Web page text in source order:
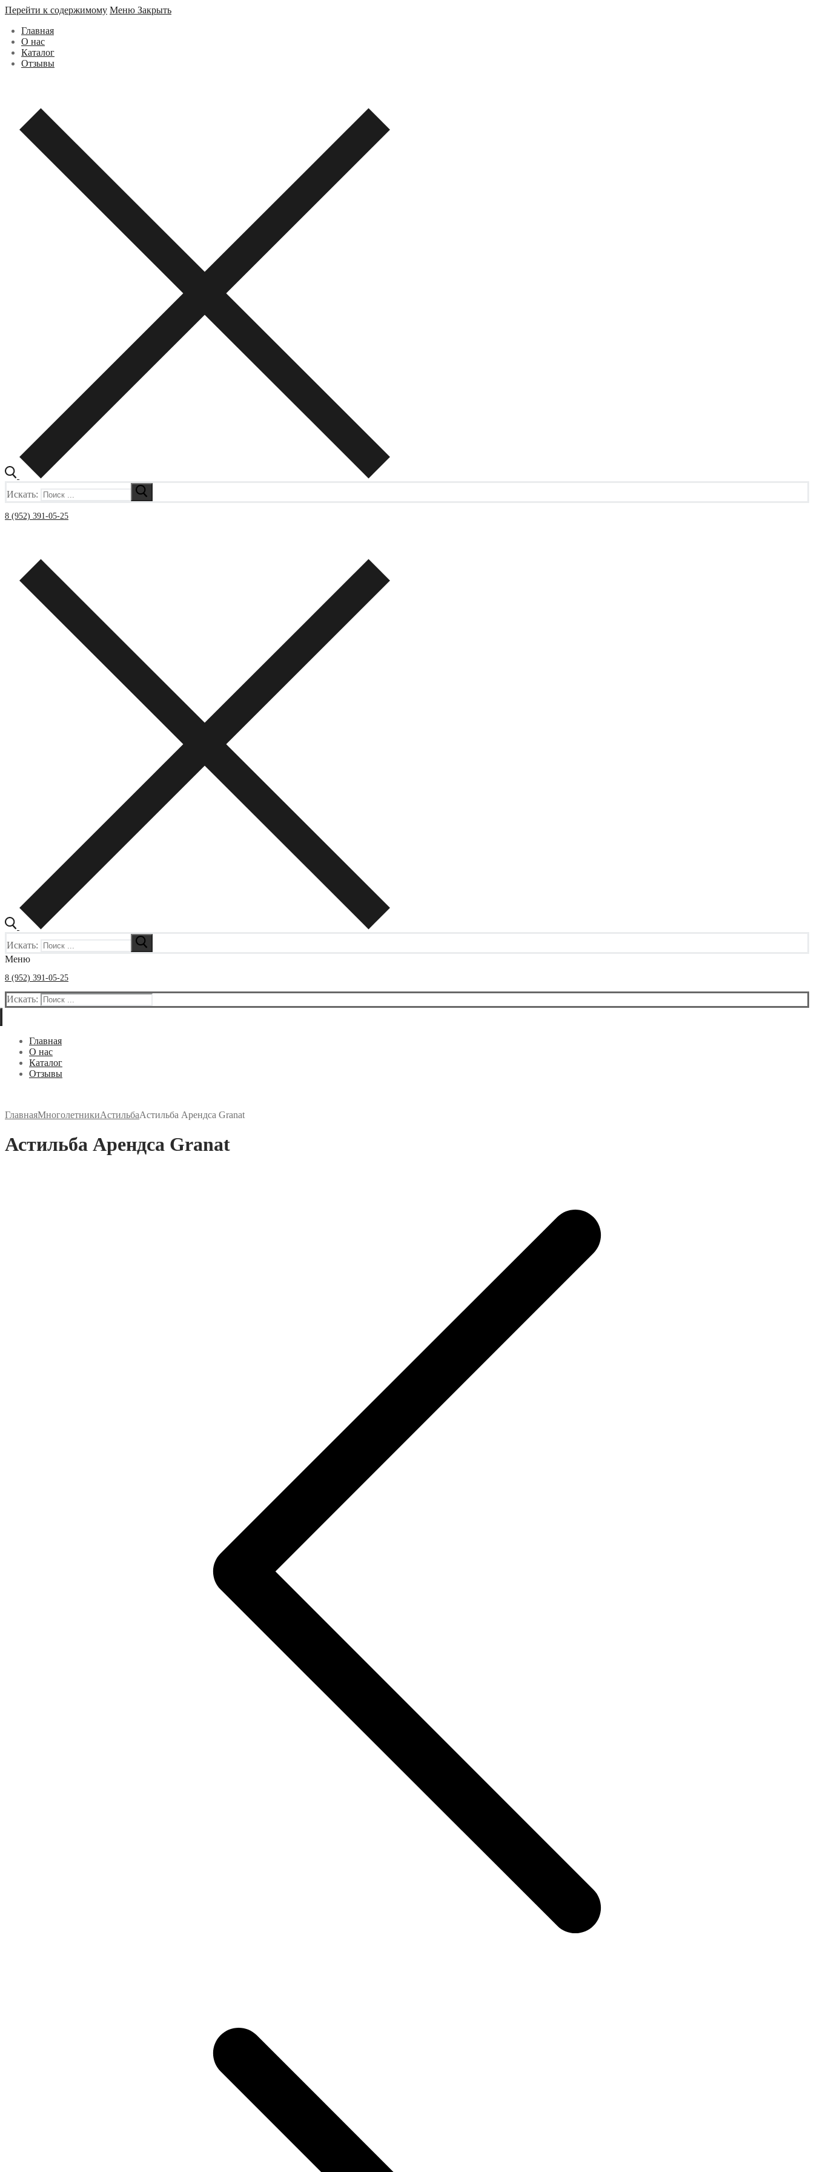
Перейти к содержимому Меню Закрыть
Главная
О нас
Каталог
Отзывы
Искать:
8 (952) 391-05-25
Искать:
Меню
8 (952) 391-05-25
Искать:
Главная
О нас
Каталог
Отзывы
ГлавнаяМноголетникиАстильбаАстильба Арендса Granat
Астильба Арендса Granat